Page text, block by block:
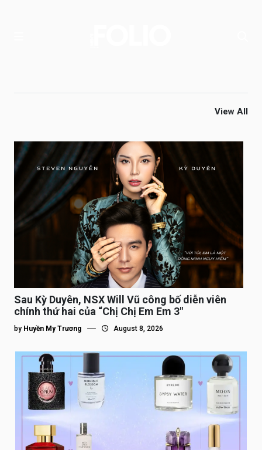
View All
Sau Kỳ Duyên, NSX Will Vũ công bố diễn viên
chính thứ hai của “Chị Chị Em Em 3″
by Huyền My Trương August 8, 2026